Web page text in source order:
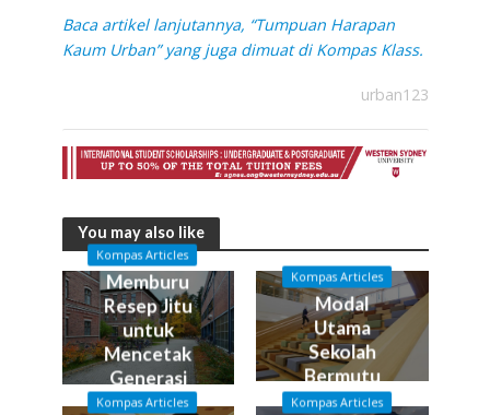
Baca artikel lanjutannya, “Tumpuan Harapan
Kaum Urban” yang juga dimuat di Kompas Klass.
urban123
You may also like
Kompas Articles
Memburu
Resep Jitu
untuk
Mencetak
Generasi
Emas
Kompas Articles
Modal
Utama
Sekolah
Bermutu
Kompas Articles Kompas Articles